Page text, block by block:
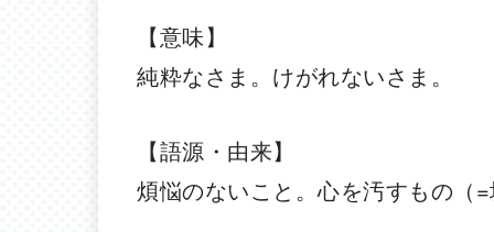
【意味】
純粋なさま。けがれないさま。
【語源・由来】
煩悩のないこと。心を汚すもの（